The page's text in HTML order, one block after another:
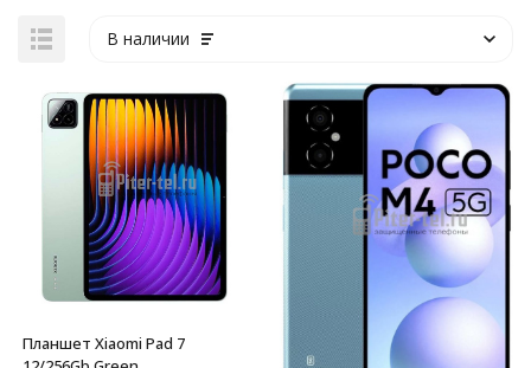
В наличии
Планшет Xiaomi Pad 7